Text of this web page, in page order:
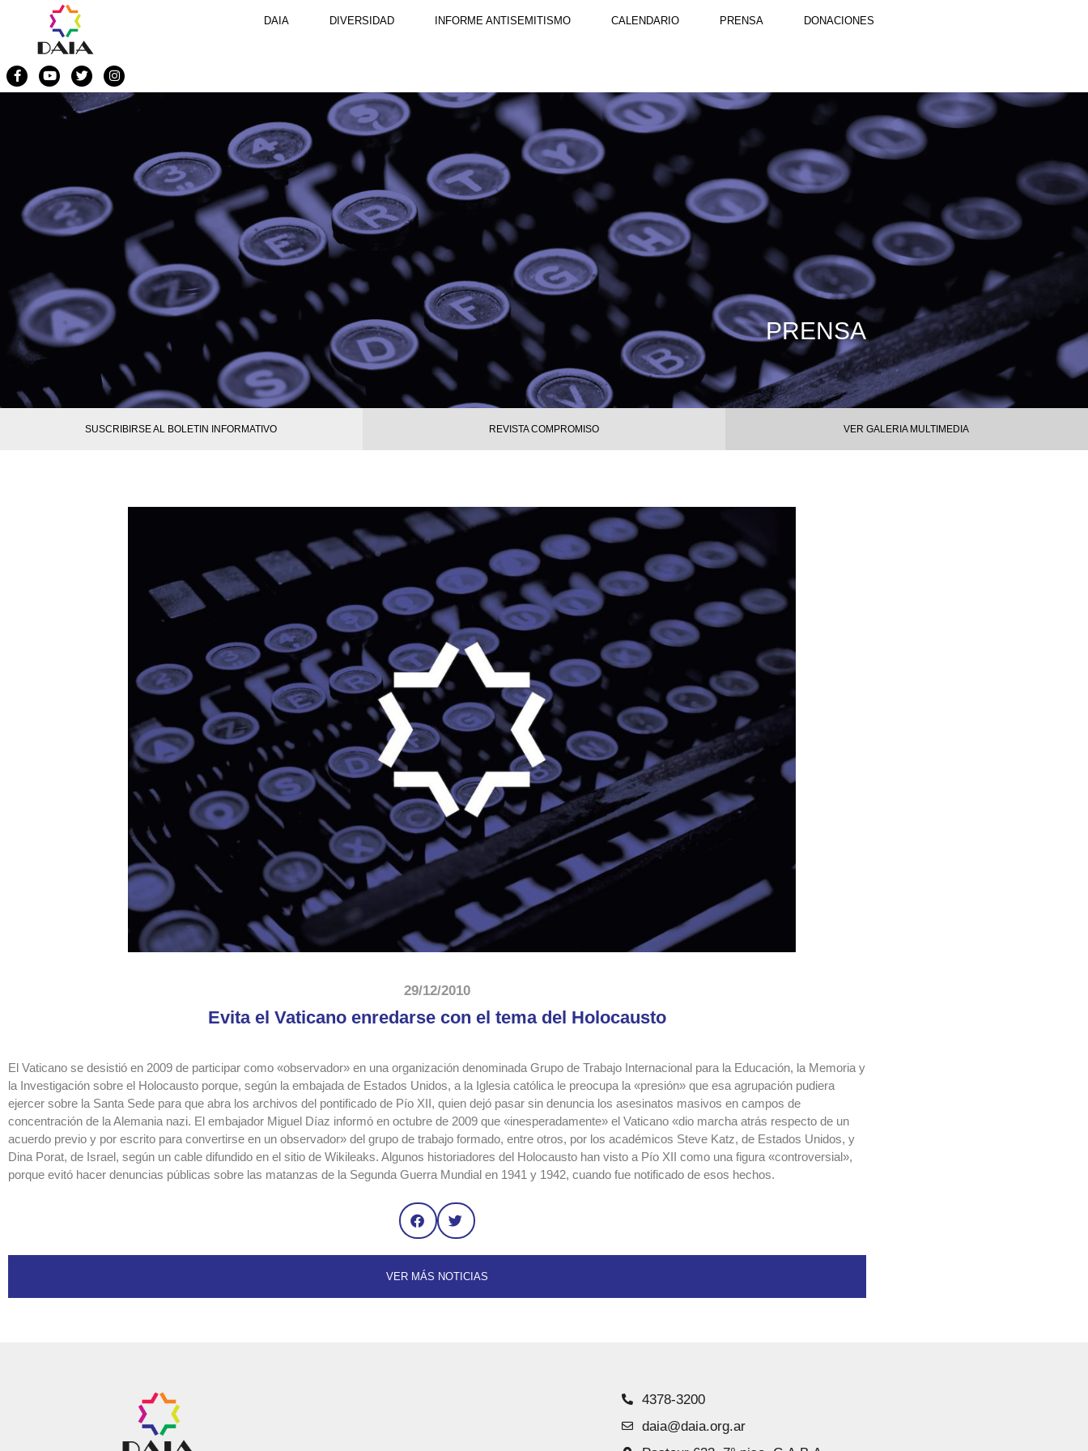
DAIA DIVERSIDAD INFORME ANTISEMITISMO CALENDARIO PRENSA DONACIONES
PRENSA
SUSCRIBIRSE AL BOLETIN INFORMATIVO REVISTA COMPROMISO VER GALERIA MULTIMEDIA
29/12/2010
Evita el Vaticano enredarse con el tema del Holocausto
El Vaticano se desistió en 2009 de participar como «observador» en una organización denominada Grupo de Trabajo Internacional para la Educación, la Memoria y
la Investigación sobre el Holocausto porque, según la embajada de Estados Unidos, a la Iglesia católica le preocupa la «presión» que esa agrupación pudiera
ejercer sobre la Santa Sede para que abra los archivos del pontificado de Pío XII, quien dejó pasar sin denuncia los asesinatos masivos en campos de
concentración de la Alemania nazi. El embajador Miguel Díaz informó en octubre de 2009 que «inesperadamente» el Vaticano «dio marcha atrás respecto de un
acuerdo previo y por escrito para convertirse en un observador» del grupo de trabajo formado, entre otros, por los académicos Steve Katz, de Estados Unidos, y
Dina Porat, de Israel, según un cable difundido en el sitio de Wikileaks. Algunos historiadores del Holocausto han visto a Pío XII como una figura «controversial»,
porque evitó hacer denuncias públicas sobre las matanzas de la Segunda Guerra Mundial en 1941 y 1942, cuando fue notificado de esos hechos.
VER MÁS NOTICIAS
4378-3200
daia@daia.org.ar